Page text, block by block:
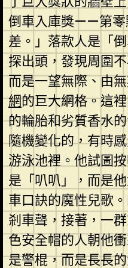
倒車入庫獎——第零
差。」落款人是「
探出頭，發現周圍
而是一望無際、由
網的巨大網格。這
的輪胎和劣質香水
隨機變化的，有時
游泳池裡。他試圖
是「叭叭」，而是
車口訣的魔性兒歌
剎車聲，接著，一
色安全帽的人朝他
是警棍，而是長長